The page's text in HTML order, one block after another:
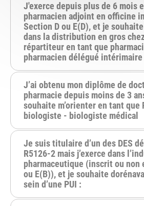
J'exerce depuis plus de 6 mois
pharmacien adjoint en officine
Section D ou E(D), et je
dans la distribution en gros
répartiteur en tant que
pharmacien délégué intérimaire
J’ai obtenu mon diplôme de
pharmacie depuis moins de 3
souhaite m’orienter en tant que
biologiste - biologiste médical
Je suis titulaire d’un des DES
R5126-2 mais j’exerce dans
pharmaceutique (inscrit ou non
ou E(B)), et je souhaite
sein d’une PUI :